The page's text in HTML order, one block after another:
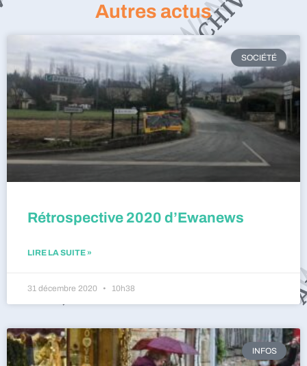
Autres actus
SOCIÉTÉ
Rétrospective 2020 d’Ewanews
LIRE LA SUITE »
31 décembre 2020 10h38
INFOS